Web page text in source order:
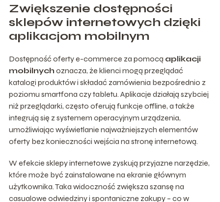
Zwiększenie dostępności
sklepów internetowych dzięki
aplikacjom mobilnym
Dostępność oferty e-commerce za pomocą aplikacji
mobilnych oznacza, że klienci mogą przeglądać
katalogi produktów i składać zamówienia bezpośrednio z
poziomu smartfona czy tabletu. Aplikacje działają szybciej
niż przeglądarki, często oferują funkcje offline, a także
integrują się z systemem operacyjnym urządzenia,
umożliwiając wyświetlanie najważniejszych elementów
oferty bez konieczności wejścia na stronę internetową.
W efekcie sklepy internetowe zyskują przyjazne narzędzie,
które może być zainstalowane na ekranie głównym
użytkownika. Taka widoczność zwiększa szansę na
casualowe odwiedziny i spontaniczne zakupy – co w